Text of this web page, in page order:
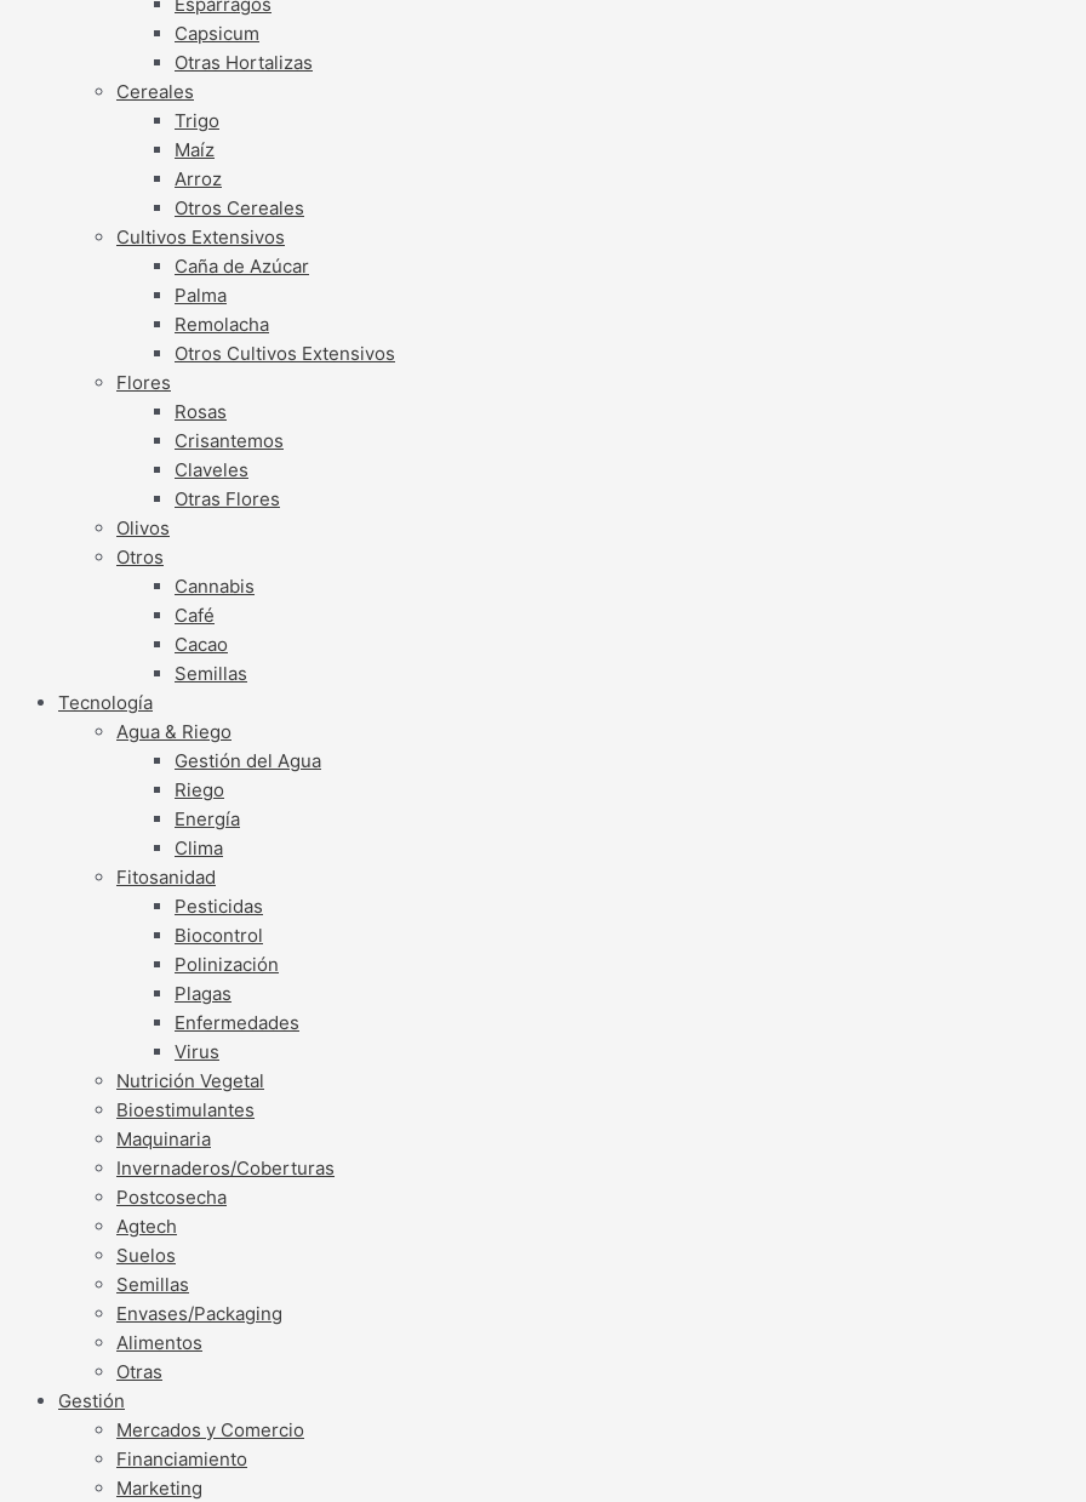
Capsicum
Otras Hortalizas
Cereales
Trigo
Maíz
Arroz
Otros Cereales
Cultivos Extensivos
Caña de Azúcar
Palma
Remolacha
Otros Cultivos Extensivos
Flores
Rosas
Crisantemos
Claveles
Otras Flores
Olivos
Otros
Cannabis
Café
Cacao
Semillas
Tecnología
Agua & Riego
Gestión del Agua
Riego
Energía
Clima
Fitosanidad
Pesticidas
Biocontrol
Polinización
Plagas
Enfermedades
Virus
Nutrición Vegetal
Bioestimulantes
Maquinaria
Invernaderos/Coberturas
Postcosecha
Agtech
Suelos
Semillas
Envases/Packaging
Alimentos
Otras
Gestión
Mercados y Comercio
Financiamiento
Marketing